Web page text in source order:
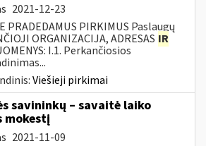
2021-12-23
PRADEDAMUS PIRKIMUS Paslaugų
ORGANIZACIJA, ADRESAS IR
I.1. Perkančiosios
Viešieji pirkimai
savininkų – savaitė laiko
mokestį
2021-11-09